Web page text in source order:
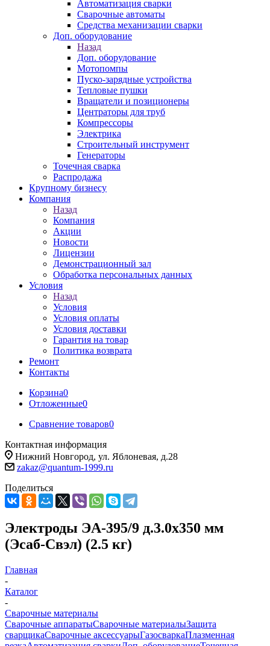
Автоматизация сварки
Сварочные автоматы
Средства механизации сварки
Доп. оборудование
Назад
Доп. оборудование
Мотопомпы
Пуско-зарядные устройства
Тепловые пушки
Вращатели и позиционеры
Центраторы для труб
Компрессоры
Электрика
Строительный инструмент
Генераторы
Точечная сварка
Распродажа
Крупному бизнесу
Компания
Назад
Компания
Акции
Новости
Лицензии
Демонстрационный зал
Обработка персональных данных
Условия
Назад
Условия
Условия оплаты
Условия доставки
Гарантия на товар
Политика возврата
Ремонт
Контакты
Корзина0
Отложенные0
Сравнение товаров0
Контактная информация
Нижний Новгород, ул. Яблоневая, д.28
zakaz@quantum-1999.ru
Поделиться
Электроды ЭА-395/9 д.3.0х350 мм
(Эсаб-Свэл) (2.5 кг)
Главная
-
Каталог
-
Сварочные материалы
Сварочные аппаратыСварочные материалыЗащита
сварщикаСварочные аксессуарыГазосваркаПлазменная